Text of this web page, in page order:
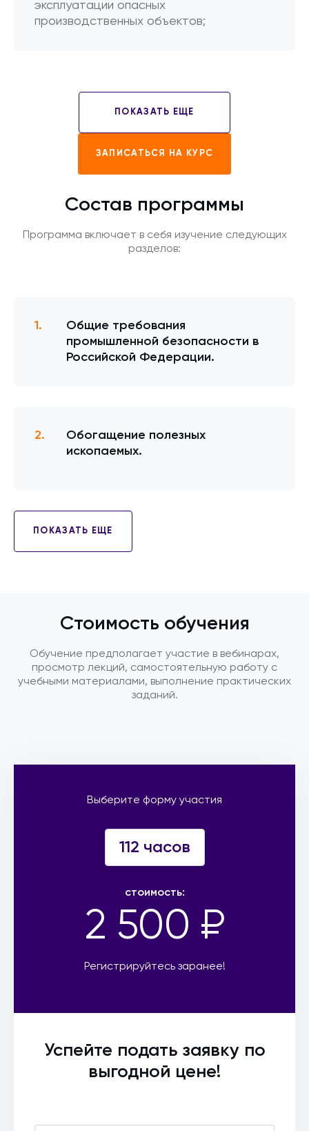
эксплуатации опасных
производственных объектов;
ПОКАЗАТЬ ЕЩЕ
ЗАПИСАТЬСЯ НА КУРС
Состав программы
Программа включает в себя изучение следующих
разделов:
Общие требования
промышленной безопасности в
Российской Федерации.
Обогащение полезных
ископаемых.
ПОКАЗАТЬ ЕЩЕ
Стоимость обучения
Обучение предполагает участие в вебинарах,
просмотр лекций, самостоятельную работу с
учебными материалами, выполнение практических
заданий.
Выберите форму участия
112 часов
стоимость:
2 500 ₽
Регистрируйтесь заранее!
Успейте подать заявку по
выгодной цене!